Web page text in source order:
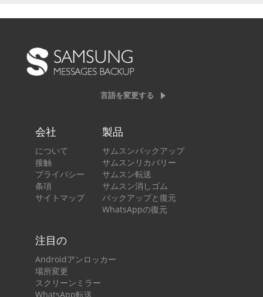
言語を変更する
会社
について
接触
プライバシー
条項
サイトマップ
製品
サムスンバックアップ
サムスンリカバリー
サムスン転送
サムスン消しゴム
バックアップと復元
WhatsAppの復元
注目の
Androidアンロッカー
場所変更
スクリーンミラー
WhatsApp転送